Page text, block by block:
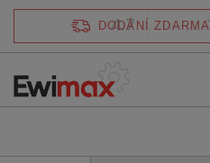
DODÁNÍ ZDARMA
4.7 /5 ověřeno podle